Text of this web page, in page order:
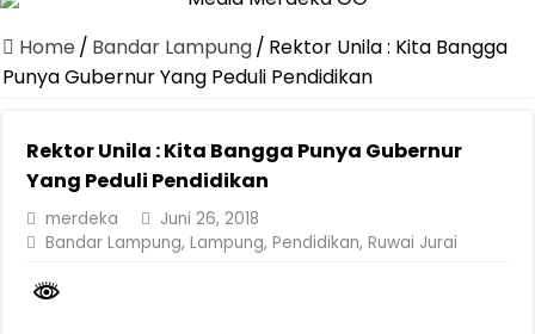
Dirut Jasa Raharja Dampingi Wamenhub Tinjau Penanganan
Pastikan Pelayanan Maksimal, Direksi Jasa Raharja Tinjau Korban
Jasa Raharja Jamin Seluruh Korban Kebakaran KM Mutiara
Gelar Audiensi, Jasa Raharja dan Kementerian PANRB Perkuat
Berkontribusi terhadap Keselamatan dan Mobilitas Masyarakat,
Home / Bandar Lampung/ Rektor Unila : Kita Bangga
Punya Gubernur Yang Peduli Pendidikan
Rektor Unila : Kita Bangga Punya Gubernur
Yang Peduli Pendidikan
merdeka
Juni 26, 2018
Bandar Lampung,Lampung,Pendidikan,Ruwai Jurai